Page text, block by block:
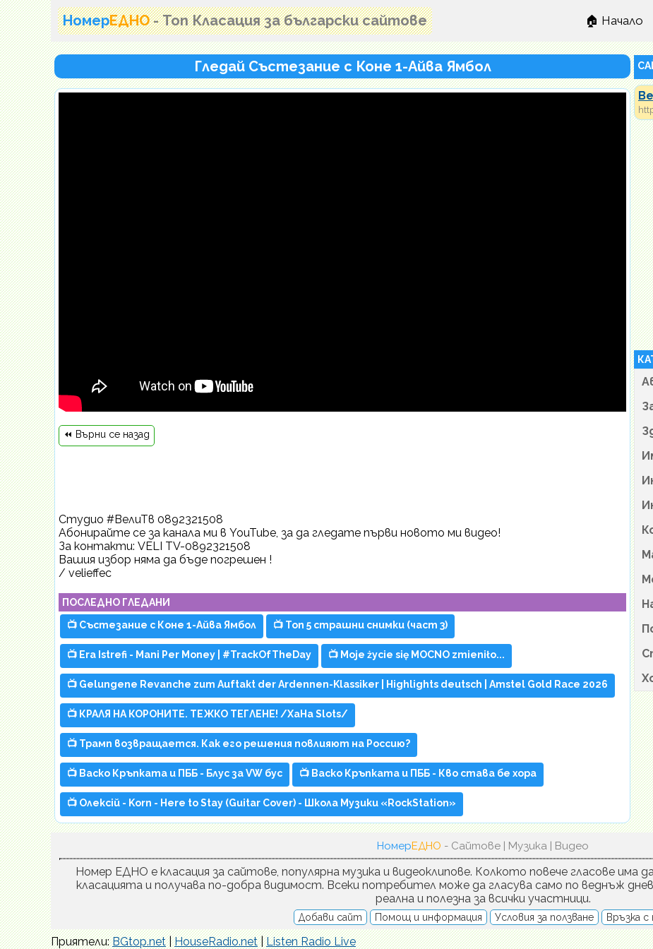
НомерЕДНО - Топ Класация за български сайтове 🏠 Начало
Гледай Състезание с Коне 1-Айва Ямбол
⏪ Върни се назад
Студио #ВелиТв 0892321508
Абонирайте се за канала ми в YouTube, за да гледате първи новото ми видео!
За контакти: VELI TV-0892321508
Вашия избор няма да бъде погрешен !
/ velieffec
ПОСЛЕДНО ГЛЕДАНИ
📺 Състезание с Коне 1-Айва Ямбол
📺 Топ 5 страшни снимки (част 3)
📺 Era Istrefi - Mani Per Money | #TrackOfTheDay 📺 Moje życie się MOCNO zmieniło...
📺 Gelungene Revanche zum Auftakt der Ardennen-Klassiker | Highlights deutsch | Amstel Gold Race 2026
📺 КРАЛЯ НА КОРОНИТЕ. ТЕЖКО ТЕГЛЕНЕ! /XaHa Slots/
📺 Трамп возвращается. Как его решения повлияют на Россию?
📺 Васко Кръпката и ПББ - Блус за VW бус 📺 Васко Кръпката и ПББ - Кво става бе хора
📺 Олексій - Korn - Here to Stay (Guitar Cover) - Школа Музики «RockStation»
НомерЕДНО - Сайтове | Музика | Видео
Номер ЕДНО е класация за сайтове, популярна музика и видеоклипове. Колкото повече гласове има
класацията и получава по-добра видимост. Всеки потребител може да гласува само по веднъж
реална и полезна за всички участници.
Добави сайт Помощ и информация Условия за ползване Връзка с
Приятели:BGtop.net|HouseRadio.net|Listen Radio Live